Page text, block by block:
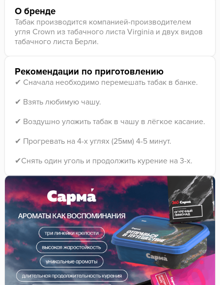
О бренде
Табак производится компанией-производителем
угля Crown из табачного листа Virginia и двух видов
табачного листа Берли.
Рекомендации по приготовлению
✔ Сначала необходимо перемешать табак в банке.
✔ Взять любимую чашу.
✔ Воздушно уложить табак в чашу в лёгкое касание.
✔ Прогревать на 4-х углях (25мм) 4-5 минут.
✔Снять один уголь и продолжить курение на 3-х.